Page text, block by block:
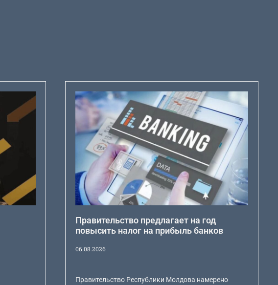
Правительство предлагает на год
повысить налог на прибыль банков
06.08.2026
Правительство Республики Молдова намерено